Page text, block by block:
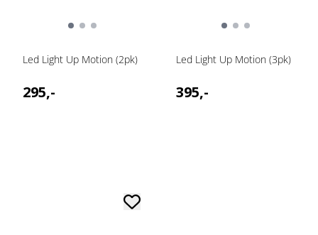
Led Light Up Motion (2pk)
295,-
Led Light Up Motion (3pk)
395,-